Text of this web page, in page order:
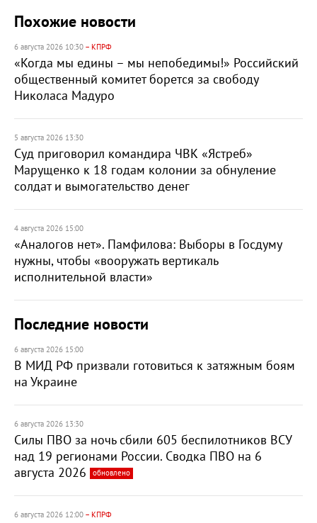
Похожие новости
6 августа 2026 10:30 – КПРФ
«Когда мы едины – мы непобедимы!» Российский
общественный комитет борется за свободу
Николаса Мадуро
5 августа 2026 13:30
Суд приговорил командира ЧВК «Ястреб»
Марущенко к 18 годам колонии за обнуление
солдат и вымогательство денег
4 августа 2026 15:00
«Аналогов нет». Памфилова: Выборы в Госдуму
нужны, чтобы «вооружать вертикаль
исполнительной власти»
Последние новости
6 августа 2026 15:00
В МИД РФ призвали готовиться к затяжным боям
на Украине
6 августа 2026 13:30
Силы ПВО за ночь сбили 605 беспилотников ВСУ
над 19 регионами России. Сводка ПВО на 6
августа 2026
обновлено
6 августа 2026 12:00 – КПРФ